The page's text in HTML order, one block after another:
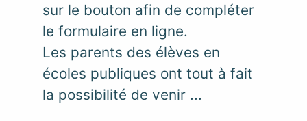
sur le bouton afin de compléter
le formulaire en ligne.
Les parents des élèves en
écoles publiques ont tout à fait
la possibilité de venir ...